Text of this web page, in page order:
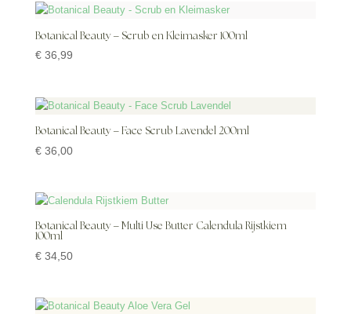
Botanical Beauty – Scrub en Kleimasker 100ml
€36,99
Botanical Beauty – Face Scrub Lavendel 200ml
€36,00
Botanical Beauty – Multi Use Butter Calendula Rijstkiem
100ml
€34,50